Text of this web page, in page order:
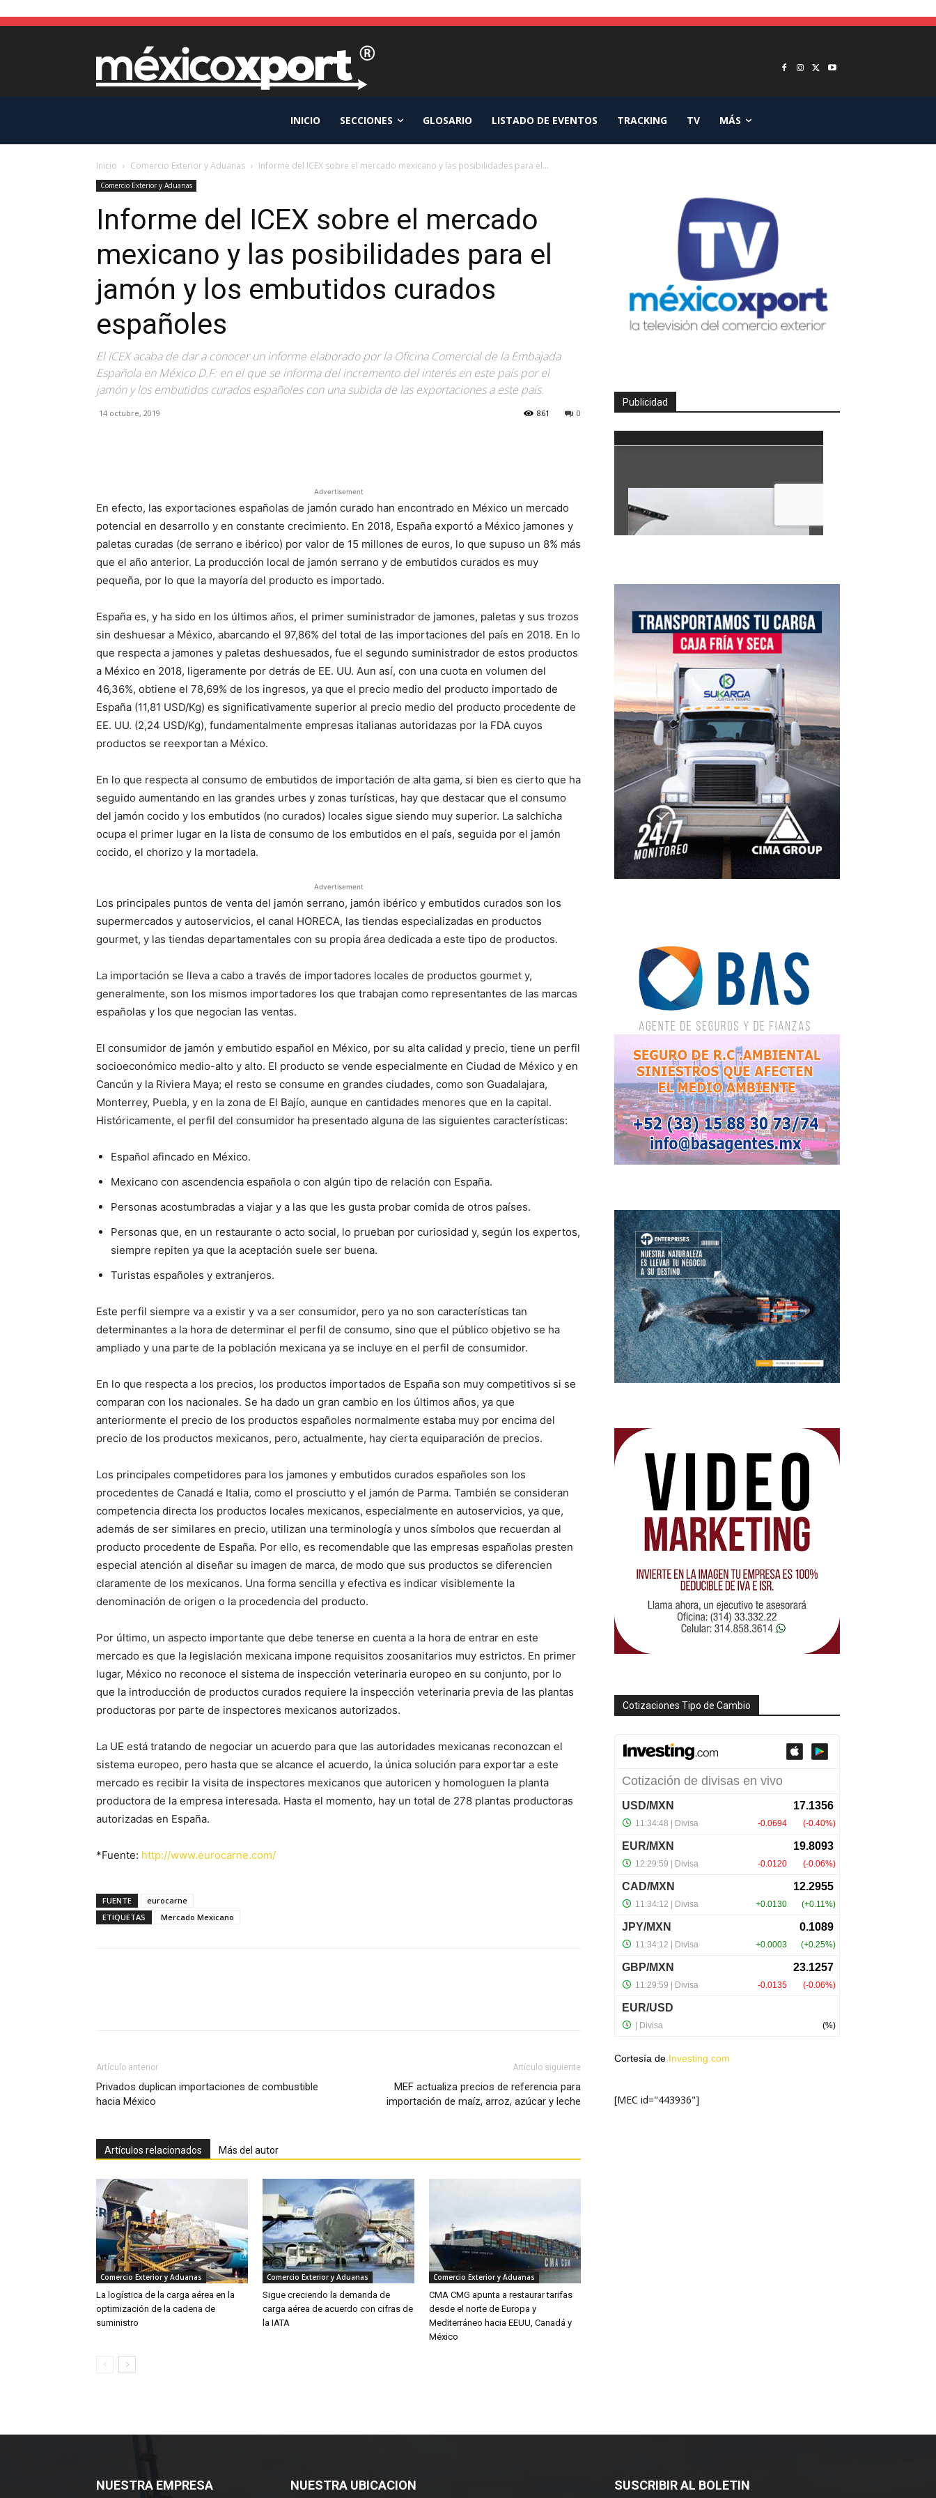
INICIO SECCIONES GLOSARIO LISTADO DE EVENTOS TRACKING TV MÁS
Inicio Comercio Exterior y Aduanas Informe del ICEX sobre el mercado mexicano y las posibilidades para el...
Comercio Exterior y Aduanas
Informe del ICEX sobre el mercado
mexicano y las posibilidades para el
jamón y los embutidos curados
españoles
El ICEX acaba de dar a conocer un informe elaborado por la Oficina Comercial de la Embajada
Española en México D.F: en el que se informa del incremento del interés en este país por el
jamón y los embutidos curados españoles con una subida de las exportaciones a este país.
14 octubre, 2019 0
861
Advertisement
En efecto, las exportaciones españolas de jamón curado han encontrado en México un mercado
potencial en desarrollo y en constante crecimiento. En 2018, España exportó a México jamones y
paletas curadas (de serrano e ibérico) por valor de 15 millones de euros, lo que supuso un 8% más
que el año anterior. La producción local de jamón serrano y de embutidos curados es muy
pequeña, por lo que la mayoría del producto es importado.
España es, y ha sido en los últimos años, el primer suministrador de jamones, paletas y sus trozos
sin deshuesar a México, abarcando el 97,86% del total de las importaciones del país en 2018. En lo
que respecta a jamones y paletas deshuesados, fue el segundo suministrador de estos productos
a México en 2018, ligeramente por detrás de EE. UU. Aun así, con una cuota en volumen del
46,36%, obtiene el 78,69% de los ingresos, ya que el precio medio del producto importado de
España (11,81 USD/Kg) es significativamente superior al precio medio del producto procedente de
EE. UU. (2,24 USD/Kg), fundamentalmente empresas italianas autoridazas por la FDA cuyos
productos se reexportan a México.
En lo que respecta al consumo de embutidos de importación de alta gama, si bien es cierto que ha
seguido aumentando en las grandes urbes y zonas turísticas, hay que destacar que el consumo
del jamón cocido y los embutidos (no curados) locales sigue siendo muy superior. La salchicha
ocupa el primer lugar en la lista de consumo de los embutidos en el país, seguida por el jamón
cocido, el chorizo y la mortadela.
Advertisement
Los principales puntos de venta del jamón serrano, jamón ibérico y embutidos curados son los
supermercados y autoservicios, el canal HORECA, las tiendas especializadas en productos
gourmet, y las tiendas departamentales con su propia área dedicada a este tipo de productos.
La importación se lleva a cabo a través de importadores locales de productos gourmet y,
generalmente, son los mismos importadores los que trabajan como representantes de las marcas
españolas y los que negocian las ventas.
El consumidor de jamón y embutido español en México, por su alta calidad y precio, tiene un perfil
socioeconómico medio-alto y alto. El producto se vende especialmente en Ciudad de México y en
Cancún y la Riviera Maya; el resto se consume en grandes ciudades, como son Guadalajara,
Monterrey, Puebla, y en la zona de El Bajío, aunque en cantidades menores que en la capital.
Históricamente, el perfil del consumidor ha presentado alguna de las siguientes características:
Español afincado en México.
Mexicano con ascendencia española o con algún tipo de relación con España.
Personas acostumbradas a viajar y a las que les gusta probar comida de otros países.
Personas que, en un restaurante o acto social, lo prueban por curiosidad y, según los expertos,
siempre repiten ya que la aceptación suele ser buena.
Turistas españoles y extranjeros.
Este perfil siempre va a existir y va a ser consumidor, pero ya no son características tan
determinantes a la hora de determinar el perfil de consumo, sino que el público objetivo se ha
ampliado y una parte de la población mexicana ya se incluye en el perfil de consumidor.
En lo que respecta a los precios, los productos importados de España son muy competitivos si se
comparan con los nacionales. Se ha dado un gran cambio en los últimos años, ya que
anteriormente el precio de los productos españoles normalmente estaba muy por encima del
precio de los productos mexicanos, pero, actualmente, hay cierta equiparación de precios.
Los principales competidores para los jamones y embutidos curados españoles son los
procedentes de Canadá e Italia, como el prosciutto y el jamón de Parma. También se consideran
competencia directa los productos locales mexicanos, especialmente en autoservicios, ya que,
además de ser similares en precio, utilizan una terminología y unos símbolos que recuerdan al
producto procedente de España. Por ello, es recomendable que las empresas españolas presten
especial atención al diseñar su imagen de marca, de modo que sus productos se diferencien
claramente de los mexicanos. Una forma sencilla y efectiva es indicar visiblemente la
denominación de origen o la procedencia del producto.
Por último, un aspecto importante que debe tenerse en cuenta a la hora de entrar en este
mercado es que la legislación mexicana impone requisitos zoosanitarios muy estrictos. En primer
lugar, México no reconoce el sistema de inspección veterinaria europeo en su conjunto, por lo
que la introducción de productos curados requiere la inspección veterinaria previa de las plantas
productoras por parte de inspectores mexicanos autorizados.
La UE está tratando de negociar un acuerdo para que las autoridades mexicanas reconozcan el
sistema europeo, pero hasta que se alcance el acuerdo, la única solución para exportar a este
mercado es recibir la visita de inspectores mexicanos que autoricen y homologuen la planta
productora de la empresa interesada. Hasta el momento, hay un total de 278 plantas productoras
autorizadas en España.
*Fuente: http://www.eurocarne.com/
FUENTE
eurocarne
ETIQUETAS
Mercado Mexicano
Artículo anterior
Privados duplican importaciones de combustible
hacia México
Artículo siguiente
MEF actualiza precios de referencia para
importación de maíz, arroz, azúcar y leche
Artículos relacionados Más del autor
Comercio Exterior y Aduanas
La logística de la carga aérea en la
optimización de la cadena de
suministro
Comercio Exterior y Aduanas
Sigue creciendo la demanda de
carga aérea de acuerdo con cifras de
la IATA
Comercio Exterior y Aduanas
CMA CMG apunta a restaurar tarifas
desde el norte de Europa y
Mediterráneo hacia EEUU, Canadá y
México
Publicidad
Cotizaciones Tipo de Cambio
Cortesía de Investing.com
[MEC id="443936"]
NUESTRA EMPRESA NUESTRA UBICACION SUSCRIBIR AL BOLETIN